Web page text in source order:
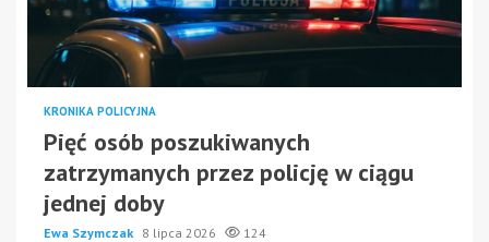
KRONIKA POLICYJNA
Pięć osób poszukiwanych
zatrzymanych przez policję w ciągu
jednej doby
Ewa Szymczak 8 lipca 2026 124